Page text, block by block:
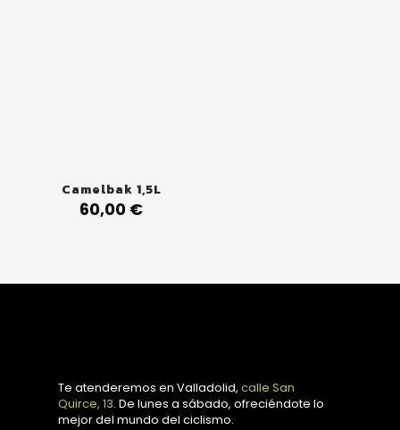
Camelbak 1,5L
60,00 €
Te atenderemos en Valladolid, calle San
Quirce, 13. De lunes a sábado, ofreciéndote lo
mejor del mundo del ciclismo.